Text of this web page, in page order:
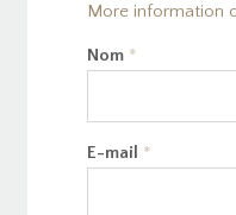
More information
Nom *
E-mail *